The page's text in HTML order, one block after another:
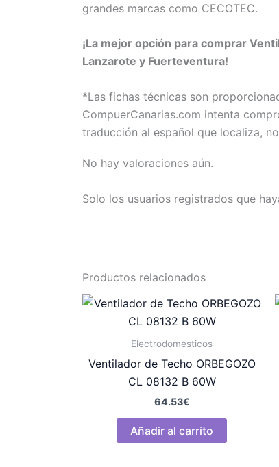
grandes marcas como CECOTEC.
¡La mejor opción para comprar
Lanzarote y Fuerteventura!
*Las fichas técnicas son
CompuerCanarias.com intenta
traducción al español que localiza,
No hay valoraciones aún.
Solo los usuarios registrados que
Productos relacionados
Electrodomésticos
Ventilador de Techo ORBEGOZO
CL 08132 B 60W
64.53€
Añadir al carrito